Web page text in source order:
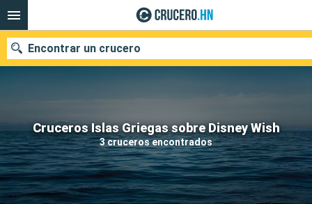
Cruceros Islas Griegas sobre Disney Wish
3 cruceros encontrados
Encontrar un crucero
Nuestros destinos
Fecha de salida
Puertos Compañías